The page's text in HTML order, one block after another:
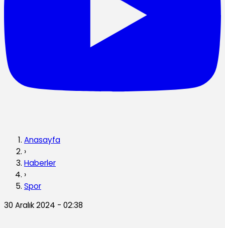
Anasayfa
›
Haberler
›
Spor
30 Aralık 2024 - 02:38